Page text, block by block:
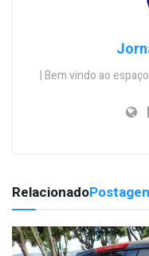
| Bem vindo ao
Relacionado